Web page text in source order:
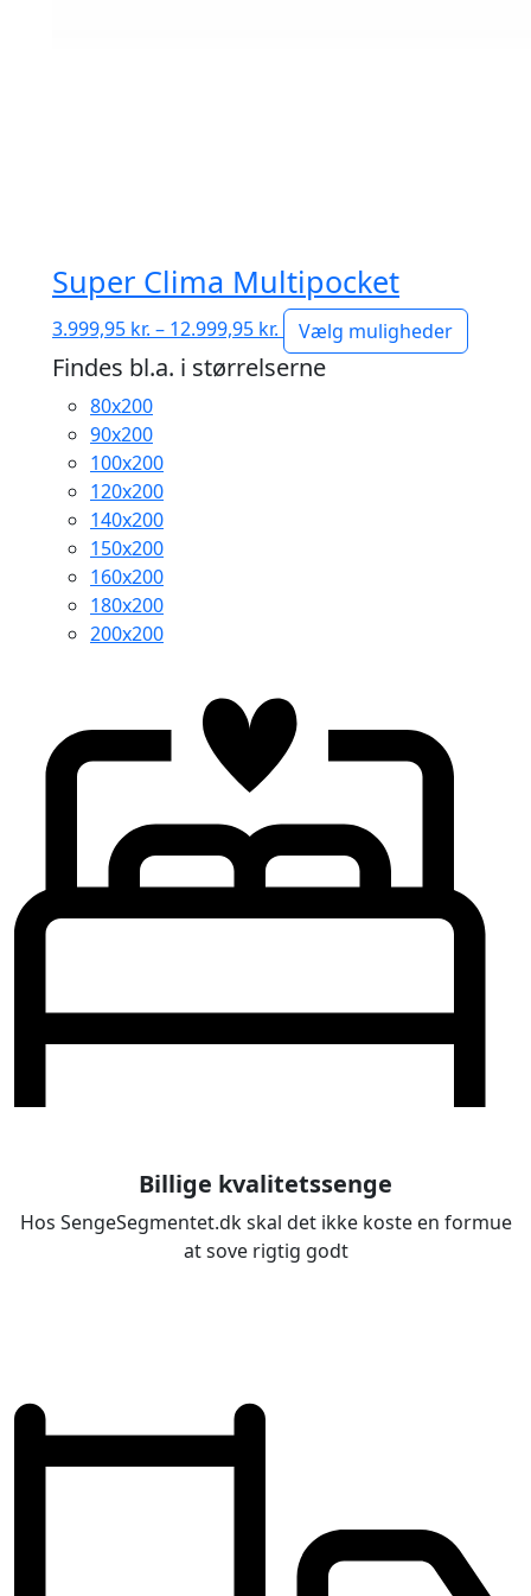
Super Clima Multipocket
3.999,95 kr. – 12.999,95 kr. Prisinterval:
3.999,95 kr.
til
Vælg muligheder
Findes bl.a. i størrelserne
80x200
90x200
100x200
120x200
140x200
150x200
160x200
180x200
200x200
Billige kvalitetssenge
Hos SengeSegmentet.dk skal det ikke koste en formue
at sove rigtig godt